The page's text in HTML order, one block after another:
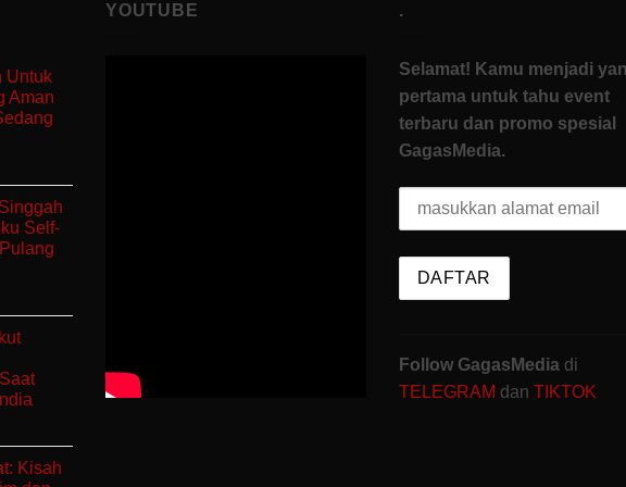
Untuk
Aman
Self-
Kisah
YOUTUBE .
Selamat! Kamu menjadi
pertama untuk tahu event
terbaru dan promo spesial
GagasMedia.
Follow GagasMedia di
TELEGRAM dan TIKTOK